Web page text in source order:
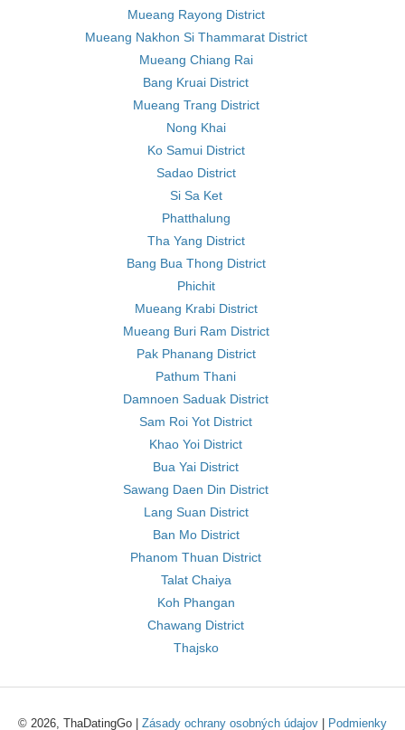
Mueang Rayong District
Mueang Nakhon Si Thammarat District
Mueang Chiang Rai
Bang Kruai District
Mueang Trang District
Nong Khai
Ko Samui District
Sadao District
Si Sa Ket
Phatthalung
Tha Yang District
Bang Bua Thong District
Phichit
Mueang Krabi District
Mueang Buri Ram District
Pak Phanang District
Pathum Thani
Damnoen Saduak District
Sam Roi Yot District
Khao Yoi District
Bua Yai District
Sawang Daen Din District
Lang Suan District
Ban Mo District
Phanom Thuan District
Talat Chaiya
Koh Phangan
Chawang District
Thajsko
© 2026, ThaDatingGo | Zásady ochrany osobných údajov Podmienky